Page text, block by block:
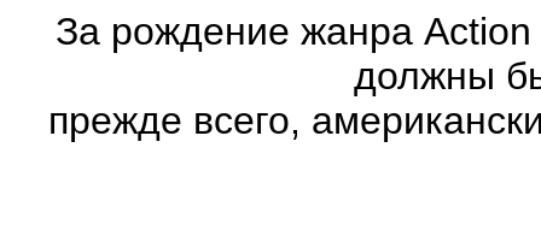
За рождение жанра
должны
прежде всего,